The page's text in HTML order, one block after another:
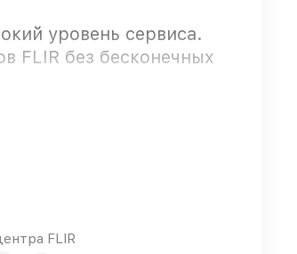
уровень сервиса.
FLIR без бесконечных
гарантия
FLIR